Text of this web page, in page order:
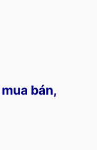
bán,